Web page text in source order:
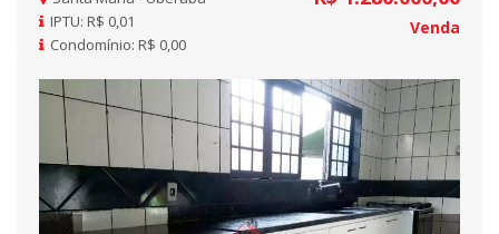
IPTU: R$ 0,01
Condomínio: R$ 0,00
Venda
Previous